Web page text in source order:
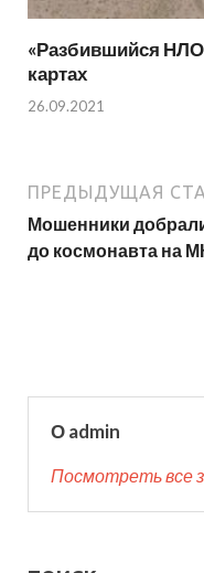
«Разбившийся
картах
26.09.2021
ПРЕДЫДУЩАЯ
Мошенники
до космонавта на
О admin
Посмотреть все